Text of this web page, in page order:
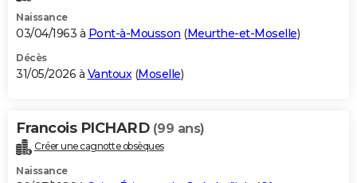
Naissance
03/04/1963 à Pont-à-Mousson (Meurthe-et-Moselle)
Décès
31/05/2026 à Vantoux(Moselle)
Francois PICHARD (99 ans)
Créer une cagnotte obsèques
Naissance